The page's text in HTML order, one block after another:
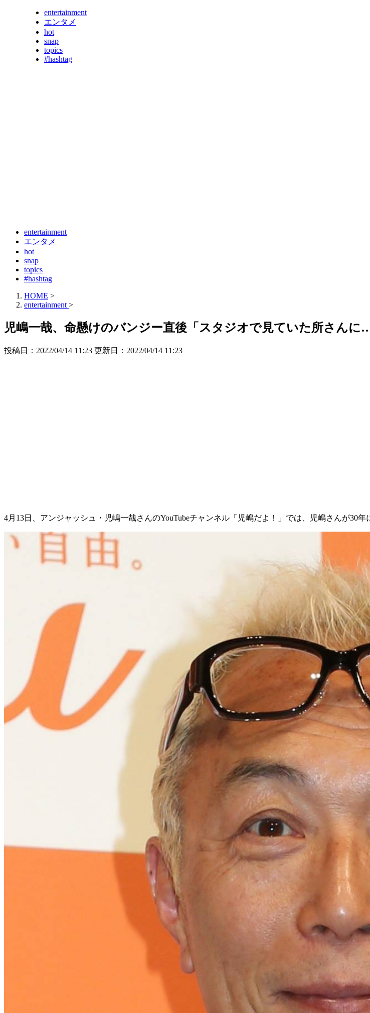
entertainment
エンタメ
hot
snap
topics
#hashtag
entertainment
エンタメ
hot
snap
topics
#hashtag
HOME >
entertainment >
児嶋一哉、命懸けのバンジー直後「スタジオで見ていた所さんに
投稿日：2022/04/14 11:23 更新日： 2022/04/14 11:23
4月13日、アンジャッシュ・児嶋一哉さんのYouTubeチャンネル「児嶋だよ！」では、児嶋さんが30